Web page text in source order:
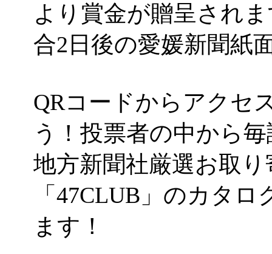
より賞金が贈呈され
合2日後の愛媛新聞紙
QRコードからアクセ
う！投票者の中から
地方新聞社厳選お取
「47CLUB」のカタ
ます！